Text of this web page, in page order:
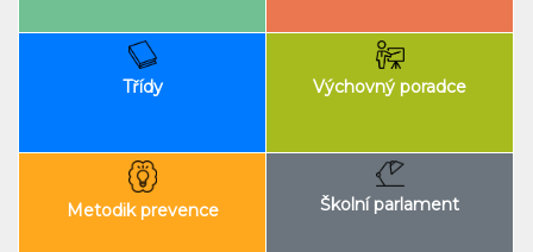
Třídy Výchovný poradce
Metodik prevence Školní parlament